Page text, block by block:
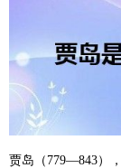
贾岛（779—843）